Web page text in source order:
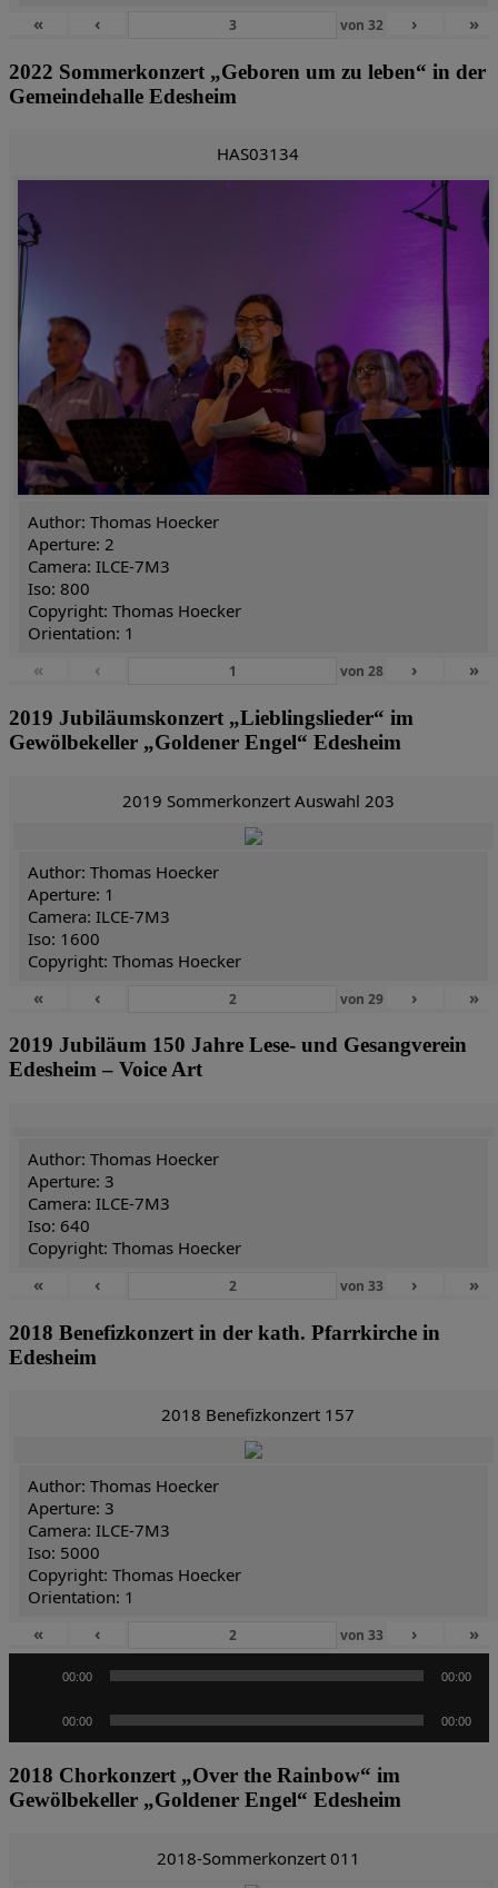
«
‹ von32 › »
2022 Sommerkonzert „Geboren um zu leben“ in der
Gemeindehalle Edesheim
HAS03134
Author: Thomas Hoecker
Aperture: 2
Camera: ILCE-7M3
Iso: 800
Copyright: Thomas Hoecker
Orientation: 1
«
‹ von28 › »
2019 Jubiläumskonzert „Lieblingslieder“ im
Gewölbekeller „Goldener Engel“ Edesheim
2019 Sommerkonzert Auswahl 203
Author: Thomas Hoecker
Aperture: 1
Camera: ILCE-7M3
Iso: 1600
Copyright: Thomas Hoecker
«
‹ von29 › »
2019 Jubiläum 150 Jahre Lese- und Gesangverein
Edesheim – Voice Art
Author: Thomas Hoecker
Aperture: 3
Camera: ILCE-7M3
Iso: 640
Copyright: Thomas Hoecker
«
‹ von33 › »
2018 Benefizkonzert in der kath. Pfarrkirche in
Edesheim
2018 Benefizkonzert 157
Author: Thomas Hoecker
Aperture: 3
Camera: ILCE-7M3
Iso: 5000
Copyright: Thomas Hoecker
Orientation: 1
«
‹ von33 › »
00:00 00:00
00:00 00:00
2018 Chorkonzert „Over the Rainbow“ im
Gewölbekeller „Goldener Engel“ Edesheim
2018-Sommerkonzert 011